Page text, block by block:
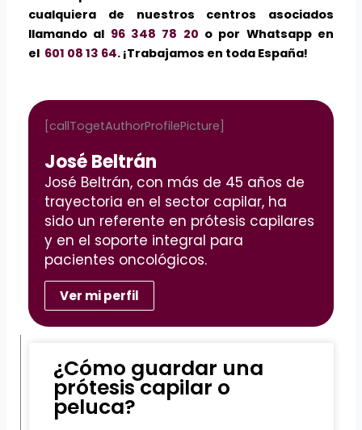
cualquiera de nuestros centros asociados
llamando al 96 348 78 20 o por Whatsapp en
el 601 08 13 64. ¡Trabajamos en toda España!
[callTogetAuthorProfilePicture]
José Beltrán
José Beltrán, con más de 45 años de
trayectoria en el sector capilar, ha
sido un referente en prótesis capilares
y en el soporte integral para
pacientes oncológicos.
Ver mi perfil
¿Cómo guardar una
prótesis capilar o
peluca?